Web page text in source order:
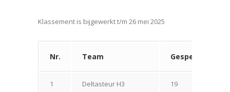
Klassement is bijgewerkt t/m 26 mei 2025
Nr. Team Gespeeld
1 Deltasteur H3 19